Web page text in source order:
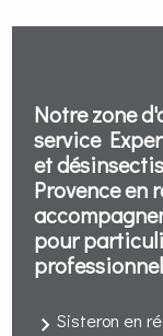
Notre zone
service
et
Provence en
pour
Sisteron en